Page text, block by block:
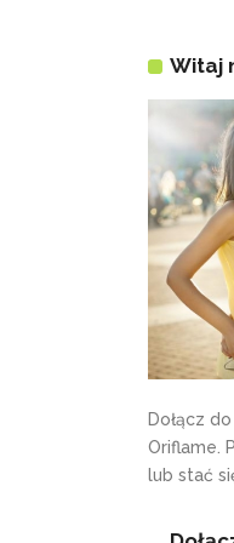
Witaj
Dołącz
Oriflame.
lub stać